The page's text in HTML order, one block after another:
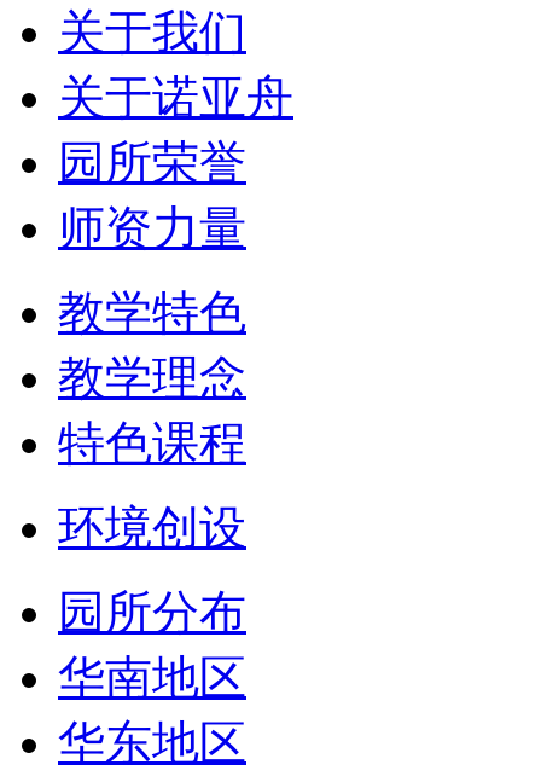
关于我们
关于诺亚舟
园所荣誉
师资力量
教学特色
教学理念
特色课程
环境创设
园所分布
华南地区
华东地区